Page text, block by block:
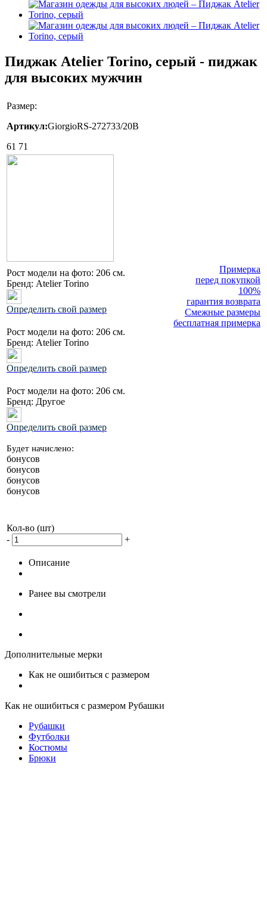
Пиджак Atelier Torino, серый - пиджак
для высоких мужчин
Размер:
Артикул:GiorgioRS-272733/20B
61 71
Рост модели на фото: 206 см.
Бренд: Atelier Torino
Определить свой размер
Рост модели на фото: 206 см.
Бренд: Atelier Torino
Определить свой размер
Рост модели на фото: 206 см.
Бренд: Другое
Определить свой размер
Примерка
перед покупкой
100%
гарантия возврата
Смежные размеры
бесплатная примерка
Будет начислено:
бонусов
бонусов
бонусов
бонусов
Кол-во (шт)
-
+
Описание
Ранее вы смотрели
Дополнительные мерки
Как не ошибиться с размером
Как не ошибиться с размером Рубашки
Рубашки
Футболки
Костюмы
Брюки